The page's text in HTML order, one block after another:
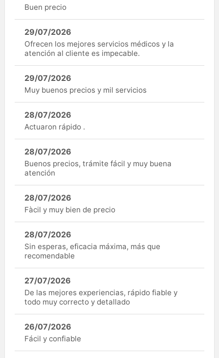
Buen precio
29/07/2026
Ofrecen los mejores servicios médicos y la
atención al cliente es impecable.
29/07/2026
Muy buenos precios y mil servicios
28/07/2026
Actuaron rápido .
28/07/2026
Buenos precios, trámite fácil y muy buena
atención
28/07/2026
Fàcil y muy bien de precio
28/07/2026
Sin esperas, eficacia máxima, más que
recomendable
27/07/2026
De las mejores experiencias, rápido fiable y
todo muy correcto y detallado
26/07/2026
Fácil y confiable